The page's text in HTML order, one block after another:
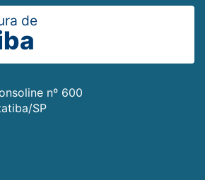
de
nº 600
SP